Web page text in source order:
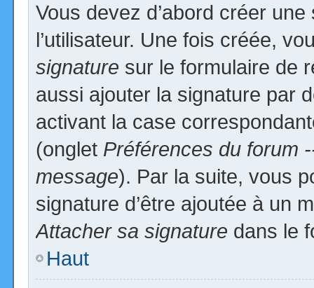
Vous devez d’abord créer
l’utilisateur. Une fois créée,
signature sur le formulaire de
aussi ajouter la signature par
activant la case
(onglet Préférences du forum
message). Par la suite, vous
signature d’être ajoutée à un
Attacher sa signature dans le
Haut